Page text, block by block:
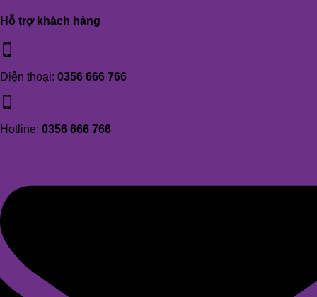
Hỗ trợ khách hàng
Điện thoại: 0356 666 766
Hotline: 0356 666 766